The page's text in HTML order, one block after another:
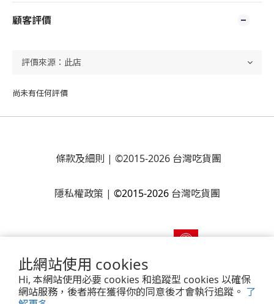
此網站使用 cookies
Hi, 本網站使用必要 cookies 和追蹤型 cookies 以確保
網站服務，後者將在獲得你的同意後才會執行追蹤。 了
顧客評價
尚未有任何評價
條款及細則 | ©2015-2026 台灣吃貨團
隱私權政策 | ©2015-2026台灣吃貨團